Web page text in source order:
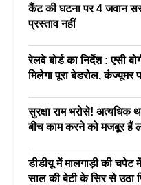
कैंट की घटना पर 4 जवान
प्रस्ताव नहीं
रेलवे बोर्ड का निर्देश : एसी
मिलेगा पूरा बेडरोल, कंज्यूमर
सुरक्षा राम भरोसे! अत्यधिक
बीच काम करने को मजबूर हैं
डीडीयू में मालगाड़ी की चपेट
साल की बेटी के सिर से उठा